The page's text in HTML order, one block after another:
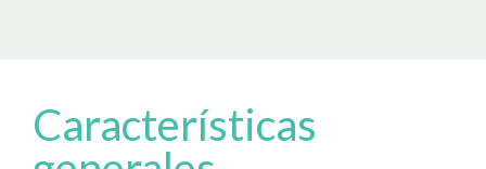
Características